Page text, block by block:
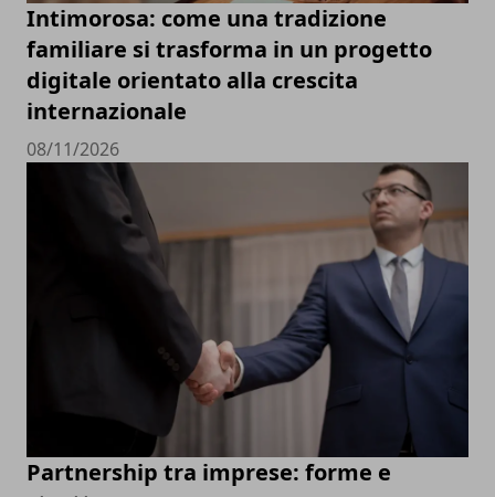
Intimorosa: come una tradizione
familiare si trasforma in un progetto
digitale orientato alla crescita
internazionale
08/11/2026
Partnership tra imprese: forme e